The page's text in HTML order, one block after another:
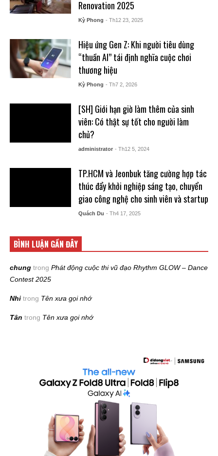
Renovation 2025
Kỳ Phong - Th12 23, 2025
Hiệu ứng Gen Z: Khi người tiêu dùng
“thuần AI” tái định nghĩa cuộc chơi
thương hiệu
Kỳ Phong - Th7 2, 2026
[SH] Giới hạn giờ làm thêm của sinh
viên: Có thật sự tốt cho người làm
chủ?
administrator - Th12 5, 2024
TP.HCM và Jeonbuk tăng cường hợp tác
thúc đẩy khởi nghiệp sáng tạo, chuyển
giao công nghệ cho sinh viên và startup
Quách Du - Th4 17, 2025
BÌNH LUẬN GẦN ĐÂY
chung trong Phát động cuộc thi vũ đạo Rhythm GLOW – Dance
Contest 2025
Nhi trong Tên xưa gọi nhớ
Tân trong Tên xưa gọi nhớ